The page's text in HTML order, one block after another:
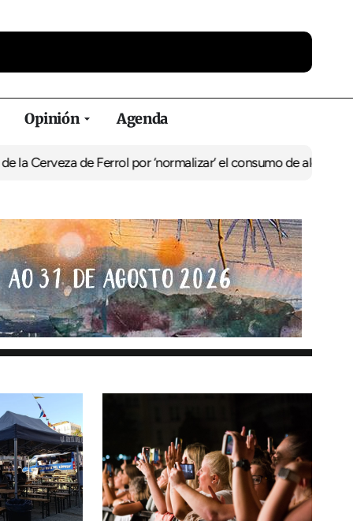
Opinión Agenda
de Ferrol por ‘normalizar’ el consumo de alcoholDe Perlío a